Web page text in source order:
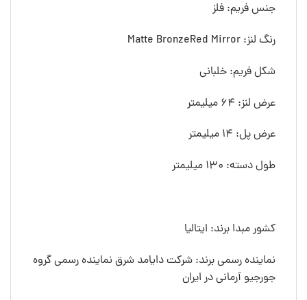
جنس فريم: فلز
رنگ لنز: Matte BronzeRed Mirror
شکل فريم: خلبانی
عرض لنز: 64 ميليمتر
عرض پل: 14 ميليمتر
طول دسته: 130 ميليمتر
کشور مبدا برند: ایتالیا
نماینده رسمی برند: شرکت دایامد شرق نماینده رسمی گروه
جورجیو آرمانی در ایران